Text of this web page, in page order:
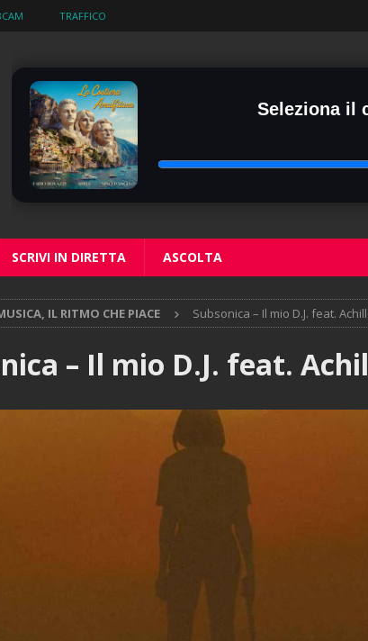
TRAFFICO
Seleziona il
SCRIVI IN DIRETTA ASCOLTA
IL RITMO CHE PIACE Subsonica – Il mio D.J. feat.
– Il mio D.J. feat.